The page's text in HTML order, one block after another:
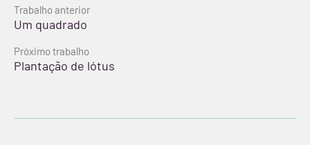
Continue
lendo
Trabalho anterior
Um quadrado
Próximo trabalho
Plantação de lótus